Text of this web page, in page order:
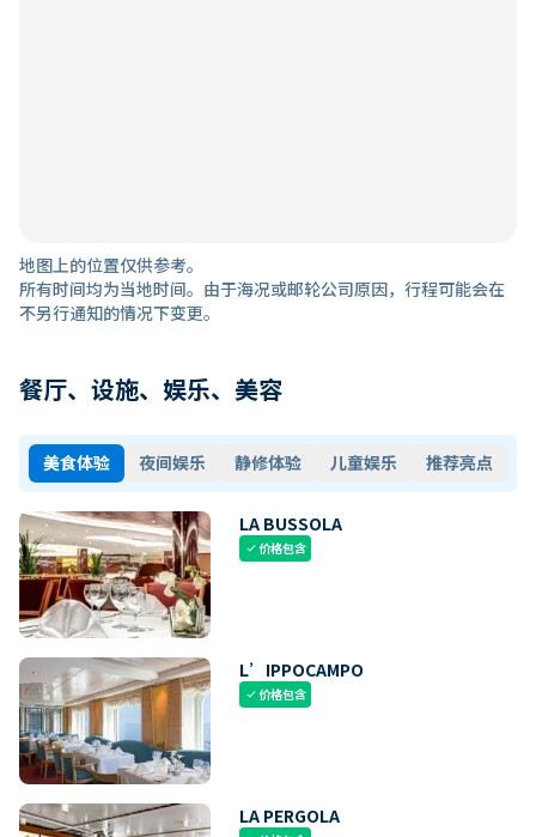
地图上的位置仅供参考。
所有时间均为当地时间。由于海况或邮轮公司原因，行程可能会在
不另行通知的情况下变更。
餐厅、设施、娱乐、美容
美食体验 夜间娱乐 静修体验 儿童娱乐 推荐亮点
LA BUSSOLA
check价格包含
L’IPPOCAMPO
check价格包含
LA PERGOLA